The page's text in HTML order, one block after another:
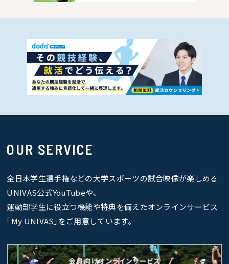
OUR SERVICE
全日本学生選手権などの大学スポーツの試合映像が楽しめる
UNIVAS公式YouTubeや、
運動部学生に役立つ機能や特典を備えたオンラインサービス
｢My UNIVAS｣をご用意しています。